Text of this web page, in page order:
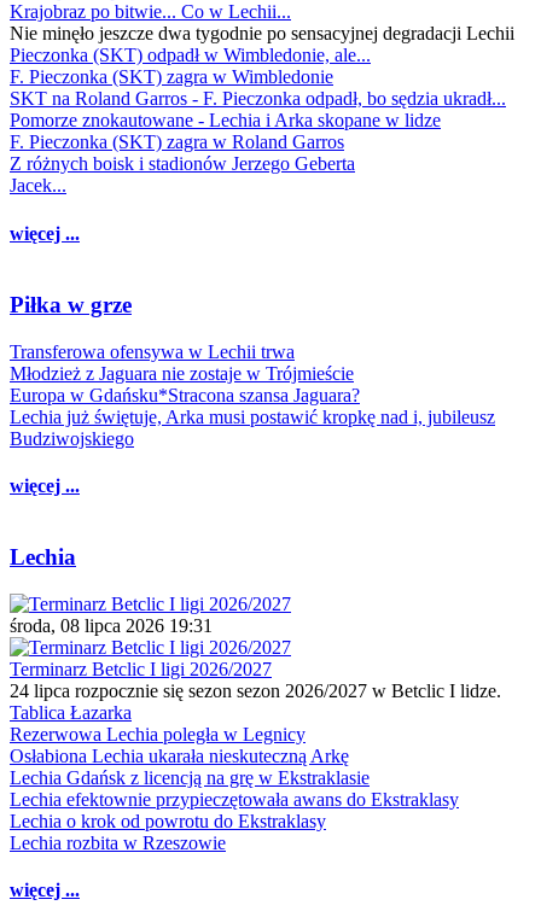
Krajobraz po bitwie... Co w Lechii...
Nie minęło jeszcze dwa tygodnie po sensacyjnej degradacji Lechii
Pieczonka (SKT) odpadł w Wimbledonie, ale...
F. Pieczonka (SKT) zagra w Wimbledonie
SKT na Roland Garros - F. Pieczonka odpadł, bo sędzia ukradł...
Pomorze znokautowane - Lechia i Arka skopane w lidze
F. Pieczonka (SKT) zagra w Roland Garros
Z różnych boisk i stadionów Jerzego Geberta
Jacek...
więcej ...
Piłka w grze
Transferowa ofensywa w Lechii trwa
Młodzież z Jaguara nie zostaje w Trójmieście
Europa w Gdańsku*Stracona szansa Jaguara?
Lechia już świętuje, Arka musi postawić kropkę nad i, jubileusz
Budziwojskiego
więcej ...
Lechia
środa, 08 lipca 2026 19:31
Terminarz Betclic I ligi 2026/2027
24 lipca rozpocznie się sezon sezon 2026/2027 w Betclic I lidze.
Tablica Łazarka
Rezerwowa Lechia poległa w Legnicy
Osłabiona Lechia ukarała nieskuteczną Arkę
Lechia Gdańsk z licencją na grę w Ekstraklasie
Lechia efektownie przypieczętowała awans do Ekstraklasy
Lechia o krok od powrotu do Ekstraklasy
Lechia rozbita w Rzeszowie
więcej ...